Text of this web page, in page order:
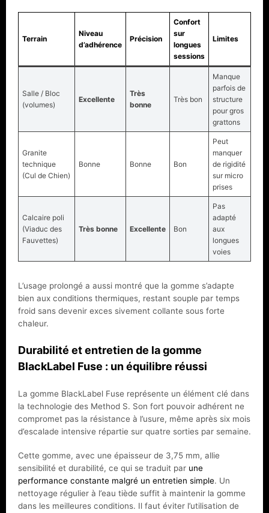
Terrain
Niveau
d’adhérence
Précision
Confort
sur
longues
sessions
Limites
Salle / Bloc
(volumes)
Excellente
Très
bonne
Très bon
Manque
parfois de
structure
pour gros
grattons
Granite
technique
(Cul de Chien)
Bonne Bonne Bon
Peut
manquer
de rigidité
sur micro
prises
Calcaire poli
(Viaduc des
Fauvettes)
Très bonne Excellente Bon
Pas
adapté
aux
longues
voies
L’usage prolongé a aussi montré que la gomme s’adapte
bien aux conditions thermiques, restant souple par temps
froid sans devenir exces­ sivement collante sous forte
chaleur.
Durabilité et entretien de la gomme
BlackLabel Fuse : un équilibre réussi
La gomme BlackLabel Fuse représente un élément clé dans
la technologie des Method S. Son fort pouvoir adhérent ne
compromet pas la résistance à l’usure, même après six mois
d’escalade intensive répartie sur quatre sorties par semaine.
Cette gomme, avec une épaisseur de 3,75 mm, allie
sensibilité et durabilité, ce qui se traduit par une
performance constante malgré un entretien simple. Un
nettoyage régulier à l’eau tiède suffit à maintenir la gomme
dans les meilleures conditions. Il faut éviter l’utilisation de